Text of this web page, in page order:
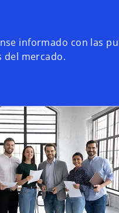
informado con las
del mercado.